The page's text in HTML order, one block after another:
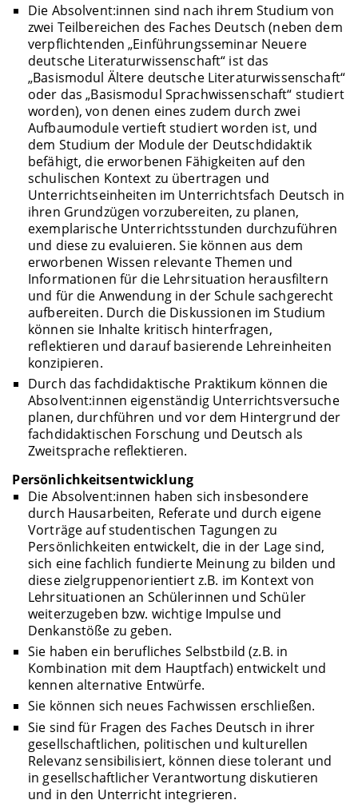
Die Absolvent:innen sind nach ihrem Studium von
zwei Teilbereichen des Faches Deutsch (neben dem
verpflichtenden „Einführungsseminar Neuere
deutsche Literaturwissenschaft“ ist das
„Basismodul Ältere deutsche Literaturwissenschaft“
oder das „Basismodul Sprachwissenschaft“ studiert
worden), von denen eines zudem durch zwei
Aufbaumodule vertieft studiert worden ist, und
dem Studium der Module der Deutschdidaktik
befähigt, die erworbenen Fähigkeiten auf den
schulischen Kontext zu übertragen und
Unterrichtseinheiten im Unterrichtsfach Deutsch in
ihren Grundzügen vorzubereiten, zu planen,
exemplarische Unterrichtsstunden durchzuführen
und diese zu evaluieren. Sie können aus dem
erworbenen Wissen relevante Themen und
Informationen für die Lehrsituation herausfiltern
und für die Anwendung in der Schule sachgerecht
aufbereiten. Durch die Diskussionen im Studium
können sie Inhalte kritisch hinterfragen,
reflektieren und darauf basierende Lehreinheiten
konzipieren.
Durch das fachdidaktische Praktikum können die
Absolvent:innen eigenständig Unterrichtsversuche
planen, durchführen und vor dem Hintergrund der
fachdidaktischen Forschung und Deutsch als
Zweitsprache reflektieren.
Persönlichkeitsentwicklung
Die Absolvent:innen haben sich insbesondere
durch Hausarbeiten, Referate und durch eigene
Vorträge auf studentischen Tagungen zu
Persönlichkeiten entwickelt, die in der Lage sind,
sich eine fachlich fundierte Meinung zu bilden und
diese zielgruppenorientiert z.B. im Kontext von
Lehrsituationen an Schülerinnen und Schüler
weiterzugeben bzw. wichtige Impulse und
Denkanstöße zu geben.
Sie haben ein berufliches Selbstbild (z.B. in
Kombination mit dem Hauptfach) entwickelt und
kennen alternative Entwürfe.
Sie können sich neues Fachwissen erschließen.
Sie sind für Fragen des Faches Deutsch in ihrer
gesellschaftlichen, politischen und kulturellen
Relevanz sensibilisiert, können diese tolerant und
in gesellschaftlicher Verantwortung diskutieren
und in den Unterricht integrieren.